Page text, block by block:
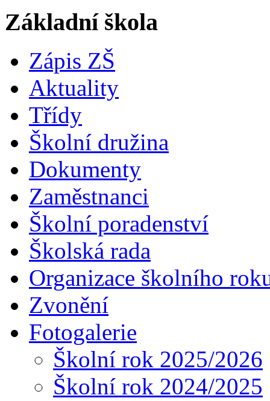
Základní škola
Zápis ZŠ
Aktuality
Třídy
Školní družina
Dokumenty
Zaměstnanci
Školní poradenství
Školská rada
Organizace školního
Zvonění
Fotogalerie
Školní rok 2025/2026
Školní rok 2024/2025